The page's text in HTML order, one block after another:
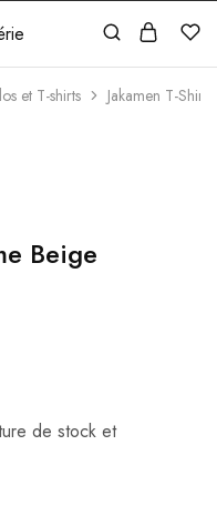
et T-shirts Jakamen T-
Beige
de stock et